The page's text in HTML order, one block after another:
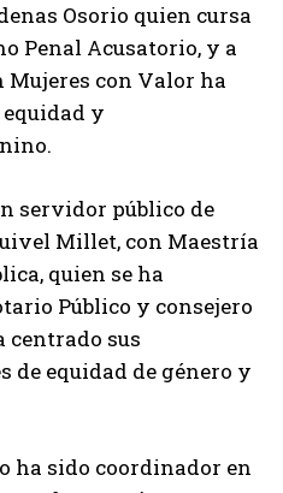
Osorio quien cursa
Penal Acusatorio, y a
con Valor ha
y
servidor público de
Millet, con Maestría
quien se ha
Público y consejero
centrado sus
de equidad de género y
ha sido coordinador en